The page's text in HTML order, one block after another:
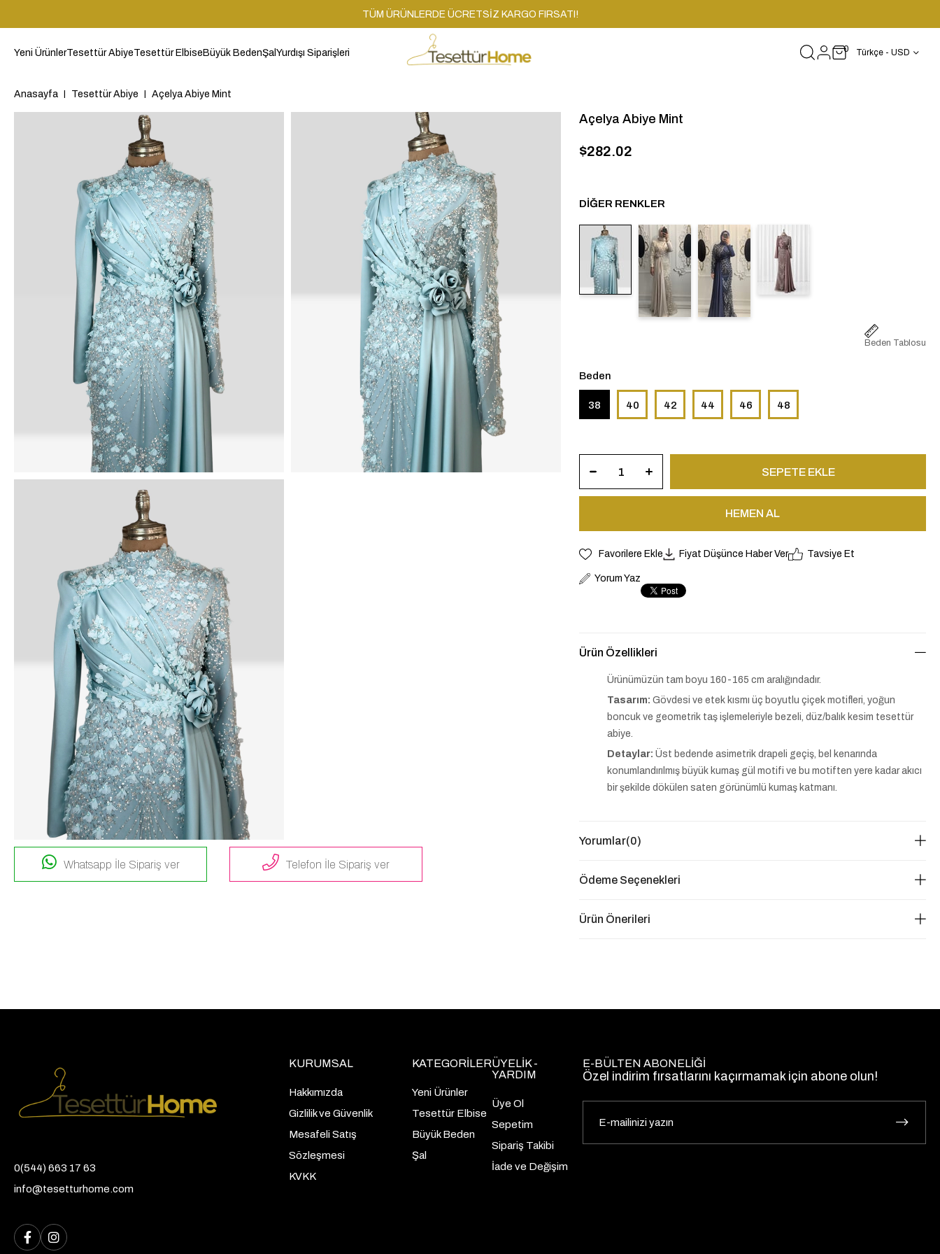
TÜM ÜRÜNLERDE ÜCRETSİZ KARGO FIRSATI!
Yeni ÜrünlerTesettür AbiyeTesettür ElbiseBüyük BedenŞal Yurdışı Siparişleri 0 Türkçe - USD
Anasayfa Tesettür Abiye Açelya Abiye Mint
Whatsapp İle Sipariş ver Telefon İle Sipariş ver
Açelya Abiye Mint
$282.02
DIĞER RENKLER
Beden Tablosu
Beden
38 40 42 44 46 48
Favorilere Ekle Fiyat Düşünce Haber Ver Tavsiye Et
Yorum Yaz
Ürün Özellikleri
Ürünümüzün tam boyu 160-165 cm aralığındadır.
Tasarım: Gövdesi ve etek kısmı üç boyutlu çiçek motifleri, yoğun
boncuk ve geometrik taş işlemeleriyle bezeli, düz/balık kesim tesettür
abiye.
Detaylar: Üst bedende asimetrik drapeli geçiş, bel kenarında
konumlandırılmış büyük kumaş gül motifi ve bu motiften yere kadar akıcı
bir şekilde dökülen saten görünümlü kumaş katmanı.
Yorumlar(0)
Ödeme Seçenekleri
Ürün Önerileri
0(544) 663 17 63
info@tesetturhome.com
KURUMSAL
Hakkımızda
Gizlilik ve Güvenlik
Mesafeli Satış
Sözleşmesi
KVKK
KATEGORİLER
Yeni Ürünler
Tesettür Elbise
Büyük Beden
Şal
ÜYELİK -
YARDIM
Üye Ol
Sepetim
Sipariş Takibi
İade ve Değişim
E-BÜLTEN ABONELİĞİ
Özel indirim fırsatlarını kaçırmamak için abone olun!